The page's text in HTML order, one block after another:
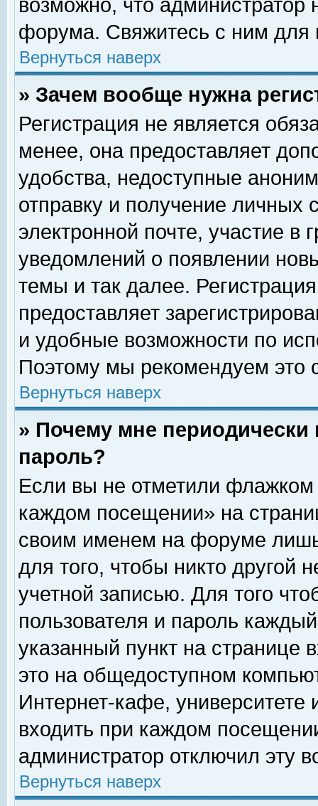
возможно, что
форума. Свяжитесь с ним для
Вернуться наверх
» Зачем вообще нужна
Регистрация не является
менее, она предоставляет
удобства, недоступные
отправку и получение личных
электронной почте, участие в
уведомлений о появлении
темы и так далее.
предоставляет
и удобные возможности по
Поэтому мы рекомендуем это
Вернуться наверх
» Почему мне
пароль?
Если вы не отметили флажком
каждом посещении» на
своим именем на форуме
для того, чтобы никто другой
учетной записью. Для того
пользователя и пароль
указанный пункт на
это на общедоступном
Интернет-кафе, университете
входить при каждом
администратор отключил эту
Вернуться наверх